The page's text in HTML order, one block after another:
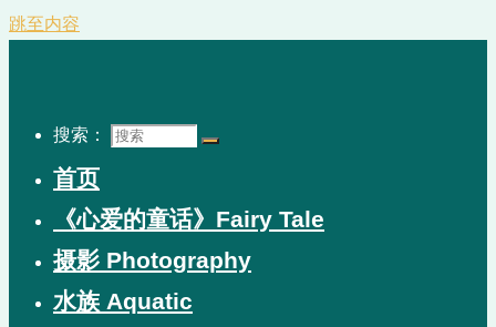
跳至内容
搜索：
首页
《心爱的童话》Fairy Tale
摄影 Photography
水族 Aquatic